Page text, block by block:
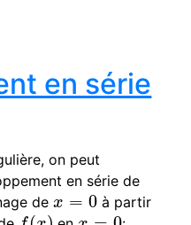
en série
on peut
en série de
dex = 0
x=0
à partir